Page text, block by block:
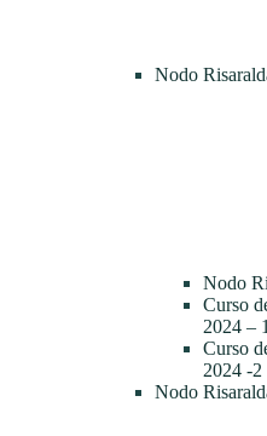
Nodo
Nodo
Curso
2024 – 1
Curso
2024 -2
Nodo